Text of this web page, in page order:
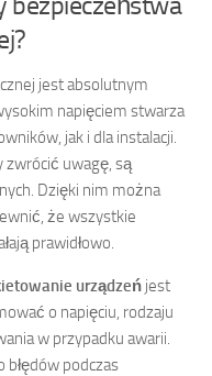
jest absolutnym
napięciem stwarza
jak i dla instalacji.
zwrócić uwagę, są
Dzięki nim można
że wszystkie
prawidłowo.
urządzeń jest
o napięciu, rodzaju
w przypadku awarii.
błędów podczas